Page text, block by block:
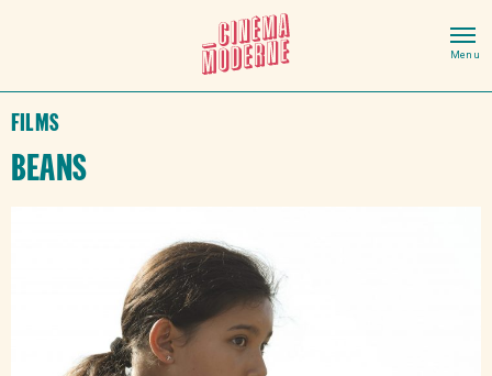
Films
Beans